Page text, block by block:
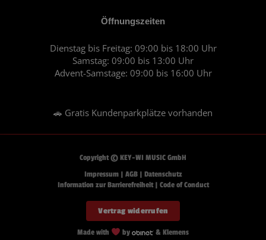
Öffnungszeiten
Dienstag bis Freitag: 09:00 bis 18:00 Uhr
Samstag: 09:00 bis 13:00 Uhr
Advent-Samstage: 09:00 bis 16:00 Uhr
🚗 Gratis Kundenparkplätze vorhanden
Copyright © KEY-WI MUSIC GmbH
Impressum| AGB| Datenschutz
Information zur Barrierefreiheit| Code of Conduct
Vertrag widerrufen
Made with by & Klemens